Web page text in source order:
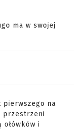
ma w swojej
pierwszego na
przestrzeni
ołówków i